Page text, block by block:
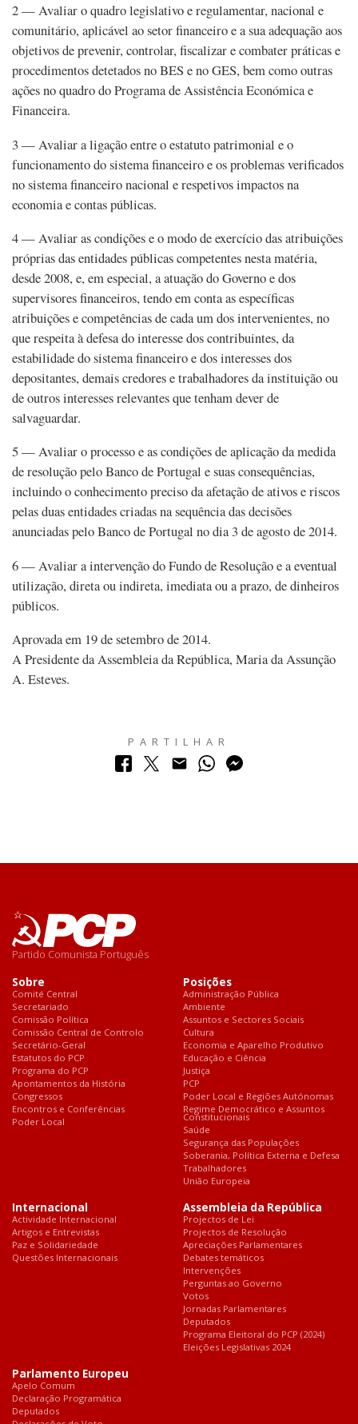
2 — Avaliar o quadro legislativo e regulamentar, nacional e
comunitário, aplicável ao setor financeiro e a sua adequação aos
objetivos de prevenir, controlar, fiscalizar e combater práticas e
procedimentos detetados no BES e no GES, bem como outras
ações no quadro do Programa de Assistência Económica e
Financeira.
3 — Avaliar a ligação entre o estatuto patrimonial e o
funcionamento do sistema financeiro e os problemas verificados
no sistema financeiro nacional e respetivos impactos na
economia e contas públicas.
4 — Avaliar as condições e o modo de exercício das atribuições
próprias das entidades públicas competentes nesta matéria,
desde 2008, e, em especial, a atuação do Governo e dos
supervisores financeiros, tendo em conta as específicas
atribuições e competências de cada um dos intervenientes, no
que respeita à defesa do interesse dos contribuintes, da
estabilidade do sistema financeiro e dos interesses dos
depositantes, demais credores e trabalhadores da instituição ou
de outros interesses relevantes que tenham dever de
salvaguardar.
5 — Avaliar o processo e as condições de aplicação da medida
de resolução pelo Banco de Portugal e suas consequências,
incluindo o conhecimento preciso da afetação de ativos e riscos
pelas duas entidades criadas na sequência das decisões
anunciadas pelo Banco de Portugal no dia 3 de agosto de 2014.
6 — Avaliar a intervenção do Fundo de Resolução e a eventual
utilização, direta ou indireta, imediata ou a prazo, de dinheiros
públicos.
Aprovada em 19 de setembro de 2014.
A Presidente da Assembleia da República, Maria da Assunção
A. Esteves.
PARTILHAR
Partido Comunista Português
Sobre
Comité Central
Secretariado
Comissão Política
Comissão Central de Controlo
Secretário-Geral
Estatutos do PCP
Programa do PCP
Apontamentos da História
Congressos
Encontros e Conferências
Poder Local
Posições
Administração Pública
Ambiente
Assuntos e Sectores Sociais
Cultura
Economia e Aparelho Produtivo
Educação e Ciência
Justiça
PCP
Poder Local e Regiões Autónomas
Regime Democrático e Assuntos
Constitucionais
Saúde
Segurança das Populações
Soberania, Política Externa e Defesa
Trabalhadores
União Europeia
Internacional
Actividade Internacional
Artigos e Entrevistas
Paz e Solidariedade
Questões Internacionais
Assembleia da República
Projectos de Lei
Projectos de Resolução
Apreciações Parlamentares
Debates temáticos
Intervenções
Perguntas ao Governo
Votos
Jornadas Parlamentares
Deputados
Programa Eleitoral do PCP (2024)
Eleições Legislativas 2024
Parlamento Europeu
Apelo Comum
Declaração Programática
Deputados